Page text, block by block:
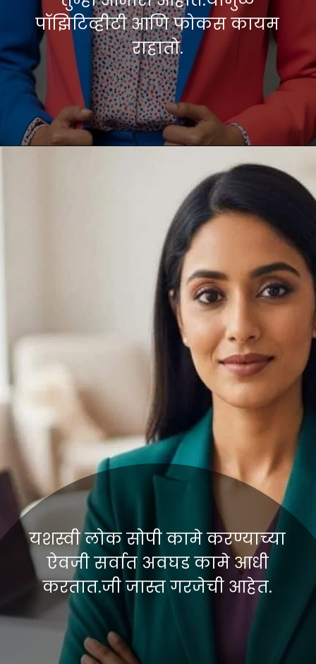
पॉझिटिव्हीटी आणि फोकस कायम
यशस्वी लोक सोपी कामे करण्याच्या
ऐवजी सर्वात अवघड कामे आधी
करतात.जी जास्त गरजेची आहेत.